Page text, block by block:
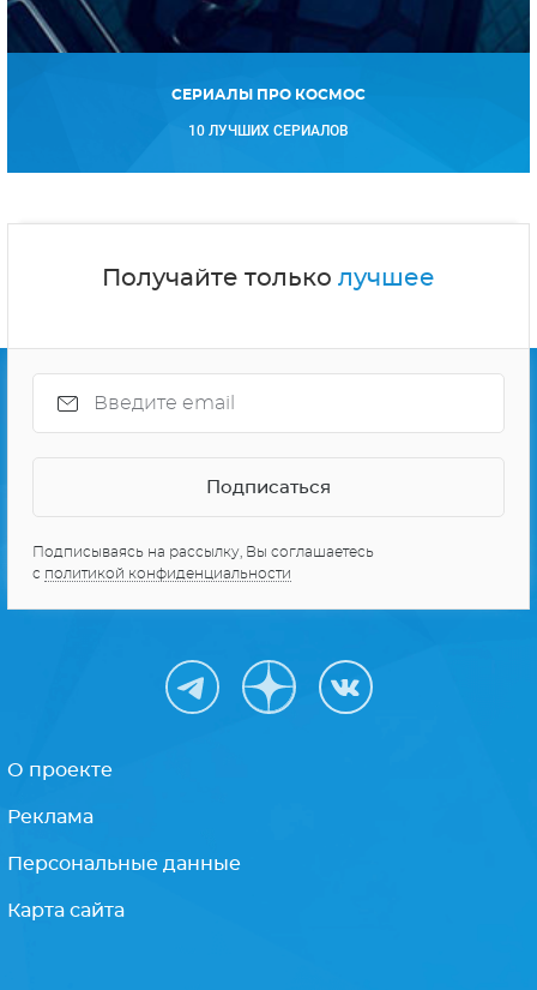
СЕРИАЛЫ ПРО КОСМОС
10 ЛУЧШИХ СЕРИАЛОВ
Получайте только лучшее
Подписываясь на рассылку, Вы соглашаетесь
с политикой конфиденциальности
О проекте
Реклама
Персональные данные
Карта сайта